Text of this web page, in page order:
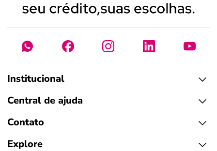
Institucional
Central de ajuda
Contato
Explore